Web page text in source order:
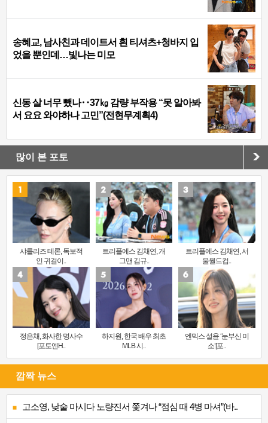
송혜교, 남사친과 데이트서 흰 티셔츠+청바지 입
었을 뿐인데…빛나는 미모
신동 살 너무 뺐나‥37㎏ 감량 부작용 “못 알아봐
서 요요 와야하나 고민”(전현무계획4)
많이 본 포토
샤를리즈 테론, 독보적
인 귀걸이..
트리플에스 김채연, 개
그맨 김규..
트리플에스 김채연, 서
울월드컵..
정은채, 화사한 명사수
[포토엔H..
하지원, 한국 배우 최초
MLB 시..
엔믹스 설윤 ‘눈부신 미
소’[포..
깜짝 뉴스
고소영, 낮술 마시다 노량진서 쫓겨나 “점심 때 4병 마셔”(바..